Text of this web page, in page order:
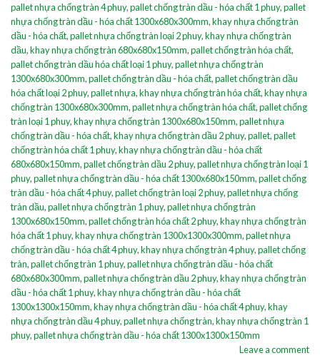
pallet nhựa chống tràn 4 phuy,pallet chống tràn dầu - hóa chất 1 phuy,pallet
nhựa chống tràn dầu - hóa chất 1300x680x300mm,khay nhựa chống tràn
dầu - hóa chất,pallet nhựa chống tràn loại 2 phuy,khay nhựa chống tràn
dầu,khay nhựa chống tràn 680x680x150mm,pallet chống tràn hóa chất,
pallet chống tràn dầu hóa chất loại 1 phuy,pallet nhựa chống tràn
1300x680x300mm,pallet chống tràn dầu - hóa chất,pallet chống tràn dầu
hóa chất loại 2 phuy,pallet nhựa,khay nhựa chống tràn hóa chất,khay nhựa
chống tràn 1300x680x300mm,pallet nhựa chống tràn hóa chất,pallet chống
tràn loại 1 phuy,khay nhựa chống tràn 1300x680x150mm,pallet nhựa
chống tràn dầu - hóa chất,khay nhựa chống tràn dầu 2 phuy,pallet,pallet
chống tràn hóa chất 1 phuy,khay nhựa chống tràn dầu - hóa chất
680x680x150mm,pallet chống tràn dầu 2 phuy,pallet nhựa chống tràn loại 1
phuy,pallet nhựa chống tràn dầu - hóa chất 1300x680x150mm,pallet chống
tràn dầu - hóa chất 4 phuy,pallet chống tràn loại 2 phuy,pallet nhựa chống
tràn dầu,pallet nhựa chống tràn 1 phuy,pallet nhựa chống tràn
1300x680x150mm,pallet chống tràn hóa chất 2 phuy,khay nhựa chống tràn
hóa chất 1 phuy,khay nhựa chống tràn 1300x1300x300mm,pallet nhựa
chống tràn dầu - hóa chất 4 phuy,khay nhựa chống tràn 4 phuy,pallet chống
tràn,pallet chống tràn 1 phuy,pallet nhựa chống tràn dầu - hóa chất
680x680x300mm,pallet nhựa chống tràn dầu 2 phuy,khay nhựa chống tràn
dầu - hóa chất 1 phuy,khay nhựa chống tràn dầu - hóa chất
1300x1300x150mm,khay nhựa chống tràn dầu - hóa chất 4 phuy,khay
nhựa chống tràn dầu 4 phuy,pallet nhựa chống tràn,khay nhựa chống tràn 1
phuy,pallet nhựa chống tràn dầu - hóa chất 1300x1300x150mm
Leave a comment